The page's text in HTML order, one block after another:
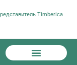
Timberica